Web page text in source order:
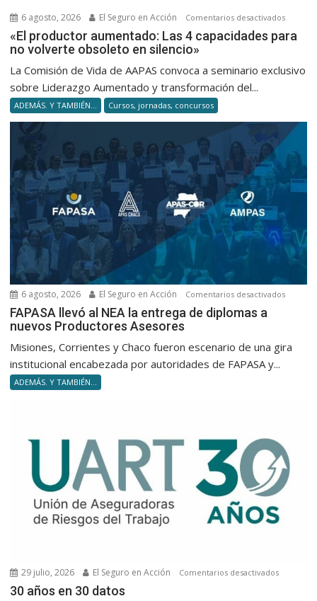
6 agosto, 2026 El Seguro en Acción Comentarios desactivadosen
«El
para
no
volverte
en
«El productor aumentado: Las 4 capacidades para
no volverte obsoleto en silencio»
La Comisión de Vida de AAPAS convoca a seminario exclusivo
sobre Liderazgo Aumentado y transformación del...
ADEMÁS. Y TAMBIÉN... Cursos, jornadas, concursos
6 agosto, 2026 El Seguro en Acción Comentarios desactivadosen
nuevos
FAPASA llevó al NEA la entrega de diplomas a
nuevos Productores Asesores
Misiones, Corrientes y Chaco fueron escenario de una gira
institucional encabezada por autoridades de FAPASA y...
ADEMÁS. Y TAMBIÉN...
29 julio, 2026 El Seguro en Acción Comentarios desactivadosen
30 años en 30 datos